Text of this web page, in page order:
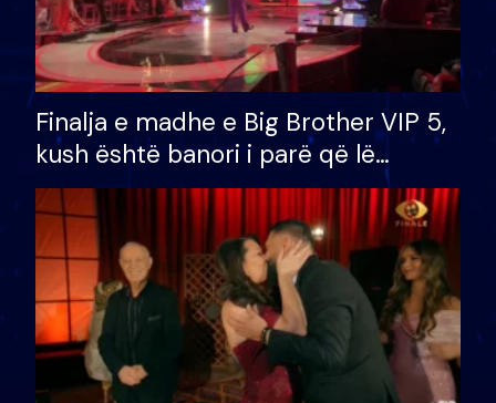
Finalja e madhe e Big Brother VIP 5,
kush është banori i parë që lë
shtëpinë dhe humb mundësinë për
të fituar çmimin e madh